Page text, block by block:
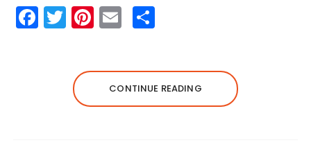
F
a
T
w
te
r
Pi
n
re
st
E
m
l re
CONTINUE READING